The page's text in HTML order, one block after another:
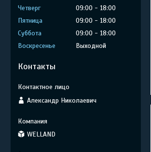
Четверг
09:00
18:00
Пятница
09:00
18:00
Суббота
09:00
18:00
Воскресенье
Выходной
Контакты
Александр Николаевич
WELLAND